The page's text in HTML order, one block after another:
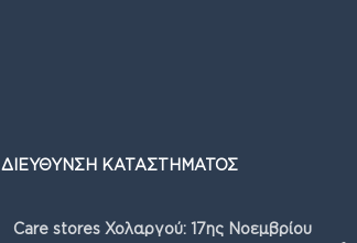
ΔΙΕΥΘΥΝΣΗ ΚΑΤΑΣΤΗΜΑΤΟΣ
Care stores Χολαργού: 17ης Νοεμβρίου